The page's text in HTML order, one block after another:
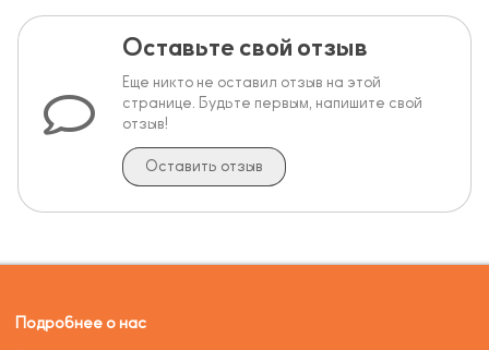
Оставьте свой отзыв
Еще никто не оставил отзыв на этой
странице. Будьте первым, напишите свой
отзыв!
Оставить отзыв
Подробнее о нас